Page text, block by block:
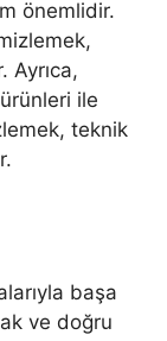
önemlidir.
Ayrıca,
ile
teknik
başa
ve doğru